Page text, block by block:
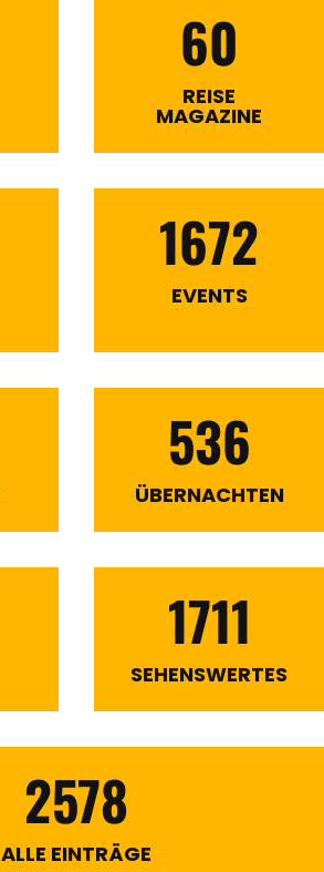
60
REISE
MAGAZINE
1672
EVENTS
536
ÜBERNACHTEN
1711
SEHENSWERTES
2578
ALLE EINTRÄGE